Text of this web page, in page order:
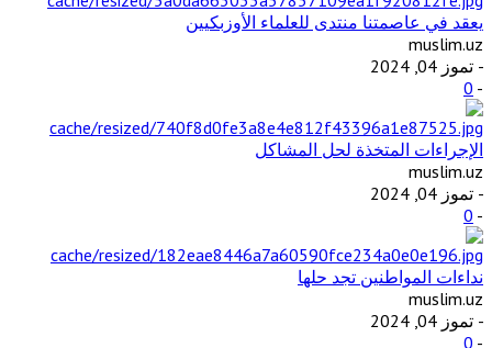
يعقد في عاصمتنا منتدى للعلماء الأوزبكيين
muslim.uz
- تموز 04, 2024
-
0
الإجراءات المتخذة لحل المشاكل
muslim.uz
- تموز 04, 2024
-
0
نداءات المواطنين تجد حلها
muslim.uz
- تموز 04, 2024
-
0